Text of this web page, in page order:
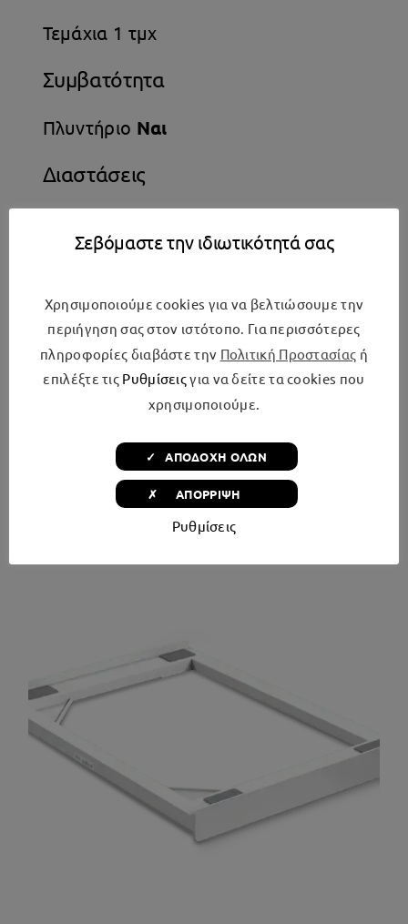
Τεμάχια 1 τμχ
Συμβατότητα
Πλυντήριο Ναι
Διαστάσεις
Διαστάσεις Κλειστού
Μήκος Κλειστού 44 cm
Βάθος Κλειστού 44 cm
Σεβόμαστε την ιδιωτικότητά σας
Χρησιμοποιούμε cookies για να βελτιώσουμε την
περιήγηση σας στον ιστότοπο. Για περισσότερες
πληροφορίες διαβάστε την Πολιτική Προστασίας ή
επιλέξτε τις Ρυθμίσειςγια να δείτε τα cookies που
χρησιμοποιούμε.
Ρυθμίσεις
✓ ΑΠΟΔΟΧΗ ΟΛΩΝ
✗ ΑΠΟΡΡΙΨΗ